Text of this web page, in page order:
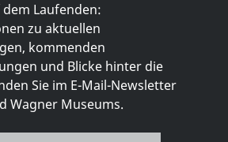
Laufenden:
zu aktuellen
kommenden
und Blicke hinter die
Sie im E-Mail-Newsletter
Wagner Museums.